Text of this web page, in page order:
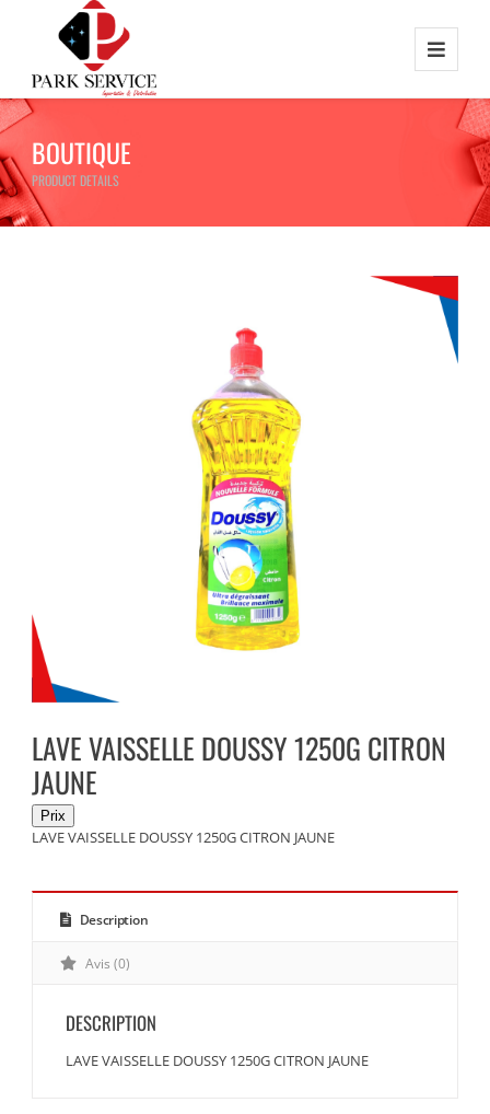
BOUTIQUE
PRODUCT DETAILS
LAVE VAISSELLE DOUSSY 1250G CITRON
JAUNE
LAVE VAISSELLE DOUSSY 1250G CITRON JAUNE
Description
Avis (0)
DESCRIPTION
LAVE VAISSELLE DOUSSY 1250G CITRON JAUNE